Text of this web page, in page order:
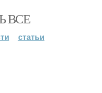
ВСЕ
статьи